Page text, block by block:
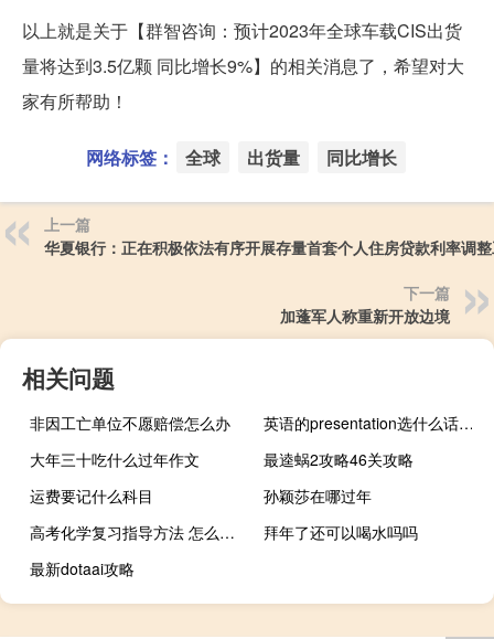
以上就是关于【群智咨询：预计2023年全球车载CIS出货
量将达到3.5亿颗 同比增长9%】的相关消息了，希望对大
家有所帮助！
网络标签： 全球 出货量 同比增长
上一篇
华夏银行：正在积极依法有序开展存量首套个人住房贷款利率调
下一篇
加蓬军人称重新开放边境
相关问题
非因工亡单位不愿赔偿怎么办
英语的presentation选什么话题讲会有意思呐?
大年三十吃什么过年作文
最逵蜗2攻略46关攻略
运费要记什么科目
孙颖莎在哪过年
高考化学复习指导方法 怎么复习化学
拜年了还可以喝水吗吗
最新dotaai攻略